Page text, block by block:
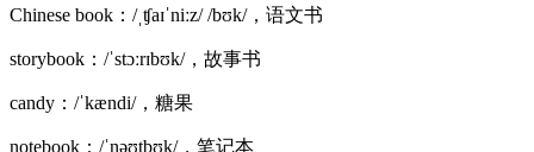
Chinese book：/ˌʧaɪˈniːz/ /bʊk/，语文书
storybook：/ˈstɔːrɪbʊk/，故事书
candy：/ˈkændi/，糖果
notebook：/ˈnəʊtbʊk/，笔记本